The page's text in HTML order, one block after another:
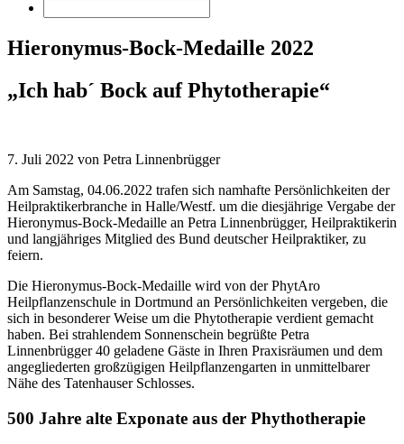
Hieronymus-Bock-Medaille 2022
„Ich hab´ Bock auf Phytotherapie“
7. Juli 2022 von Petra Linnenbrügger
Am Samstag, 04.06.2022 trafen sich namhafte Persönlichkeiten der
Heilpraktikerbranche in Halle/Westf. um die diesjährige Vergabe der
Hieronymus-Bock-Medaille an Petra Linnenbrügger, Heilpraktikerin
und langjähriges Mitglied des Bund deutscher Heilpraktiker, zu
feiern.
Die Hieronymus-Bock-Medaille wird von der PhytAro
Heilpflanzenschule in Dortmund an Persönlichkeiten vergeben, die
sich in besonderer Weise um die Phytotherapie verdient gemacht
haben. Bei strahlendem Sonnenschein begrüßte Petra
Linnenbrügger 40 geladene Gäste in Ihren Praxisräumen und dem
angegliederten großzügigen Heilpflanzengarten in unmittelbarer
Nähe des Tatenhauser Schlosses.
500 Jahre alte Exponate aus der Phythotherapie